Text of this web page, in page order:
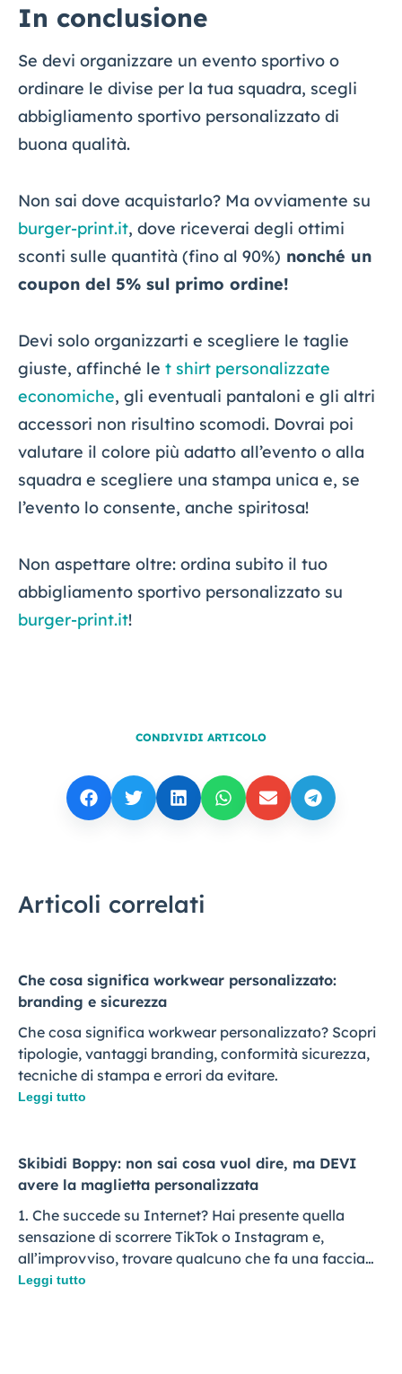
In conclusione
Se devi organizzare un evento sportivo o
ordinare le divise per la tua squadra, scegli
abbigliamento sportivo personalizzato di
buona qualità.
Non sai dove acquistarlo? Ma ovviamente su
burger-print.it, dove riceverai degli ottimi
sconti sulle quantità (fino al 90%) nonché un
coupon del 5% sul primo ordine!
Devi solo organizzarti e scegliere le taglie
giuste, affinché le t shirt personalizzate
economiche, gli eventuali pantaloni e gli altri
accessori non risultino scomodi. Dovrai poi
valutare il colore più adatto all’evento o alla
squadra e scegliere una stampa unica e, se
l’evento lo consente, anche spiritosa!
Non aspettare oltre: ordina subito il tuo
abbigliamento sportivo personalizzato su
burger-print.it!
CONDIVIDI ARTICOLO
Articoli correlati
Che cosa significa workwear personalizzato:
branding e sicurezza
Che cosa significa workwear personalizzato? Scopri
tipologie, vantaggi branding, conformità sicurezza,
tecniche di stampa e errori da evitare.
Leggi tutto
Skibidi Boppy: non sai cosa vuol dire, ma DEVI
avere la maglietta personalizzata
1. Che succede su Internet? Hai presente quella
sensazione di scorrere TikTok o Instagram e,
all’improvviso, trovare qualcuno che fa una faccia…
Leggi tutto